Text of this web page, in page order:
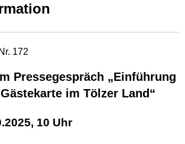
172
Pressegespräch „Einführung
im Tölzer Land“
10 Uhr